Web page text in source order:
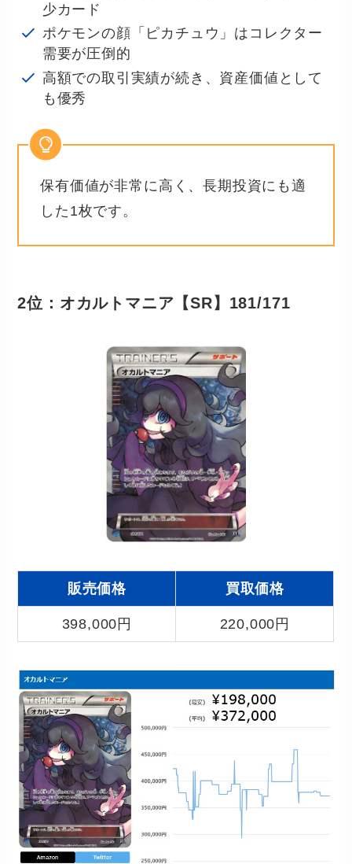
少カード
ポケモンの顔「ピカチュウ」はコレクター
需要が圧倒的
高額での取引実績が続き、資産価値として
も優秀
保有価値が非常に高く、長期投資にも適
した1枚です。
2位：オカルトマニア【SR】181/171
販売価格 買取価格
398,000円 220,000円